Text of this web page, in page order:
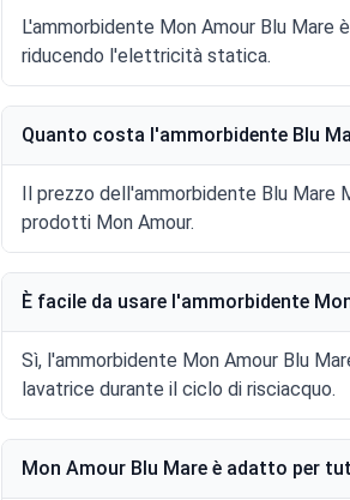
L'ammorbidente Mon Amour Blu
riducendo l'elettricità statica.
Quanto costa l'ammorbidente Blu
Il prezzo dell'ammorbidente Blu Mare
prodotti Mon Amour.
È facile da usare l'ammorbidente
Sì, l'ammorbidente Mon Amour Blu
lavatrice durante il ciclo di risciacquo.
Mon Amour Blu Mare è adatto per